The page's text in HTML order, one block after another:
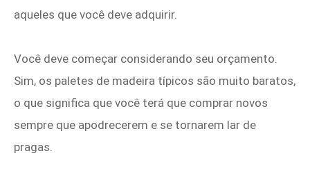
aqueles que você deve adquirir.
Você deve começar considerando seu orçamento.
Sim, os paletes de madeira típicos são muito baratos,
o que significa que você terá que comprar novos
sempre que apodrecerem e se tornarem lar de
pragas.